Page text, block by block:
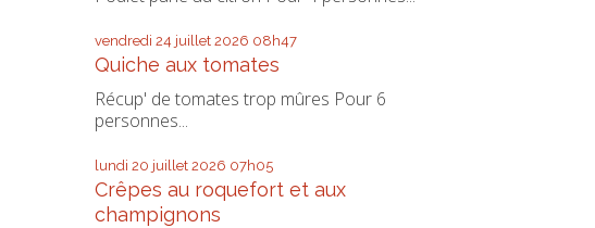
vendredi 24 juillet 2026 08h47
Quiche aux tomates
Récup' de tomates trop mûres Pour 6
personnes...
lundi 20 juillet 2026 07h05
Crêpes au roquefort et aux
champignons